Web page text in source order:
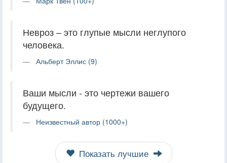
Невроз – это глупые мысли неглупого
человека.
Альберт Эллис (9)
Ваши мысли - это чертежи вашего
будущего.
Неизвестный автор (1000+)
Показать лучшие